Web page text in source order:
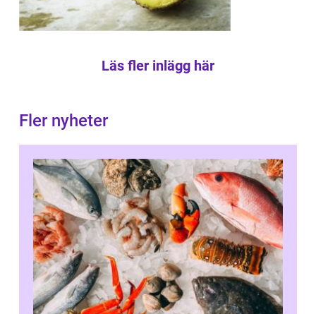
Läs fler inlägg här
Fler nyheter